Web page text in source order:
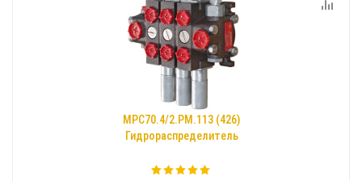
МРС70.4/2.РМ.113 (426)
Гидрораспределитель